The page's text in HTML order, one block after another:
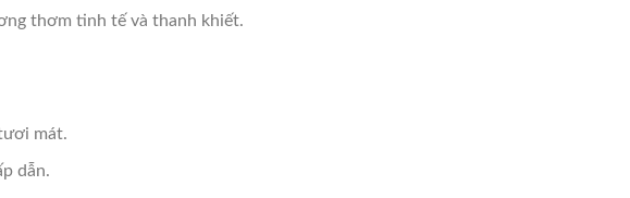
thơm tinh tế và thanh khiết.
mát.
dẫn.